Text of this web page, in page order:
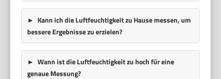
Kann ich die Luftfeuchtigkeit zu Hause messen, um
bessere Ergebnisse zu erzielen?
Wann ist die Luftfeuchtigkeit zu hoch für eine
genaue Messung?